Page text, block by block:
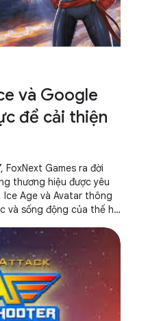
và Google
để cải thiện
Games ra đời
thương hiệu được yêu
Ice Age và Avatar thông
và sống động của thế hệ